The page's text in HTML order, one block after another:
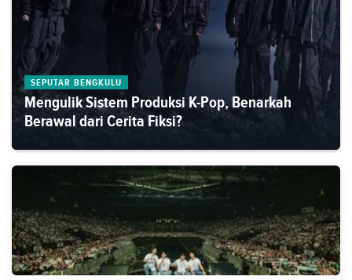
SEPUTAR BENGKULU
Mengulik Sistem Produksi K-Pop, Benarkah
Berawal dari Cerita Fiksi?